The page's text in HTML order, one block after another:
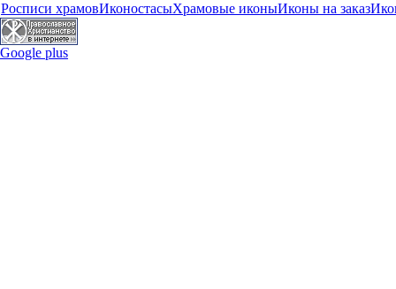
Росписи храмовИконостасыХрамовые иконыИконы на заказ
Google plus